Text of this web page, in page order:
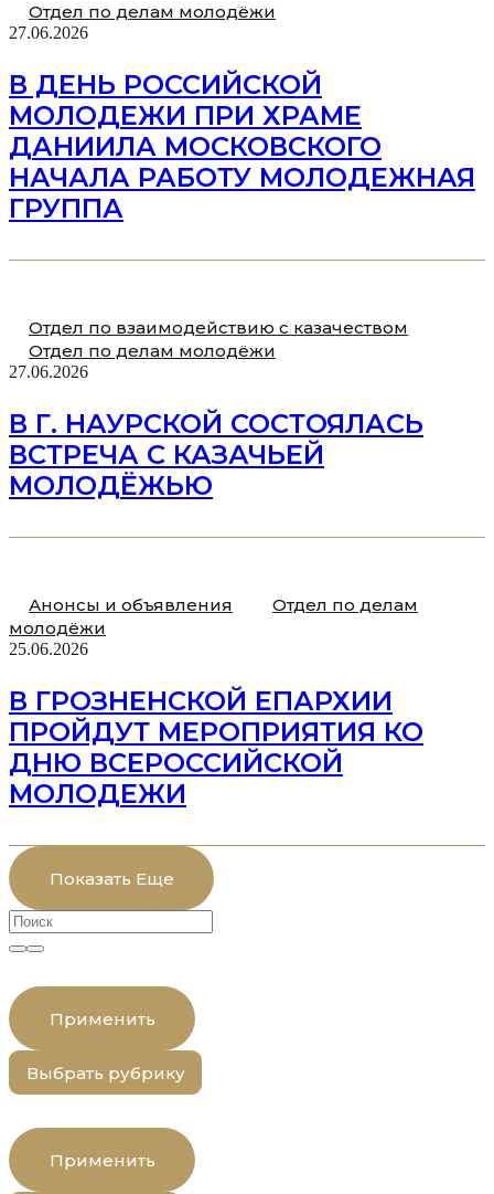
Отдел по делам молодёжи
27.06.2026
В ДЕНЬ РОССИЙСКОЙ
МОЛОДЕЖИ ПРИ ХРАМЕ
ДАНИИЛА МОСКОВСКОГО
НАЧАЛА РАБОТУ МОЛОДЕЖНАЯ
ГРУППА
Отдел по взаимодействию с казачеством
Отдел по делам молодёжи
27.06.2026
В Г. НАУРСКОЙ СОСТОЯЛАСЬ
ВСТРЕЧА С КАЗАЧЬЕЙ
МОЛОДЁЖЬЮ
Анонсы и объявления
Отдел по делам
молодёжи
25.06.2026
В ГРОЗНЕНСКОЙ ЕПАРХИИ
ПРОЙДУТ МЕРОПРИЯТИЯ КО
ДНЮ ВСЕРОССИЙСКОЙ
МОЛОДЕЖИ
Показать Еще
Применить
Выбрать рубрику
Применить